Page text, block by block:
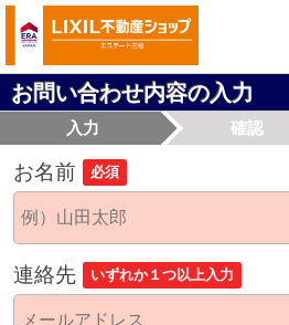
お問い合わせ内容の入力
入力 確認
お名前 必須
連絡先 いずれか１つ以上入力